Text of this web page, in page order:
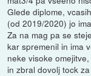
Glede diplome,
(od 2019/2020) jo
Za na mag pa se
kar spremenil in ima
neke visoke
in zbral dovolj tock